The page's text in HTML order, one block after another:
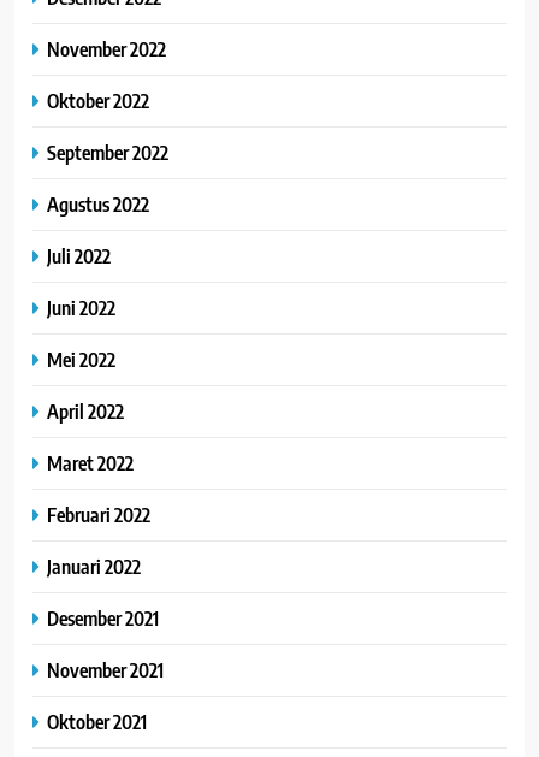
November 2022
Oktober 2022
September 2022
Agustus 2022
Juli 2022
Juni 2022
Mei 2022
April 2022
Maret 2022
Februari 2022
Januari 2022
Desember 2021
November 2021
Oktober 2021